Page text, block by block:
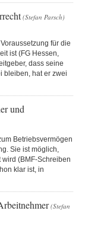
(Stefan Parsch)
für die
ist (FG Hessen,
dass seine
bleiben, hat er zwei
und
Betriebsvermögen
Sie ist möglich,
(BMF-Schreiben
klar ist, in
(Stefan